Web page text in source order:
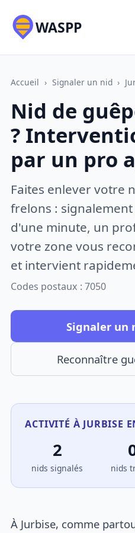
WASPP
Accueil › Signaler un nid ›
Nid de
?
par un pro
Faites enlever votre
frelons :
d'une minute, un
votre zone vous
et intervient
Codes postaux : 7050
Signaler un
Reconnaître
ACTIVITÉ À JURBISE
2
nids signalés nids
À Jurbise, comme